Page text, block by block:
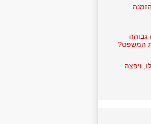
גבוהה
המשפט?
ויפצה